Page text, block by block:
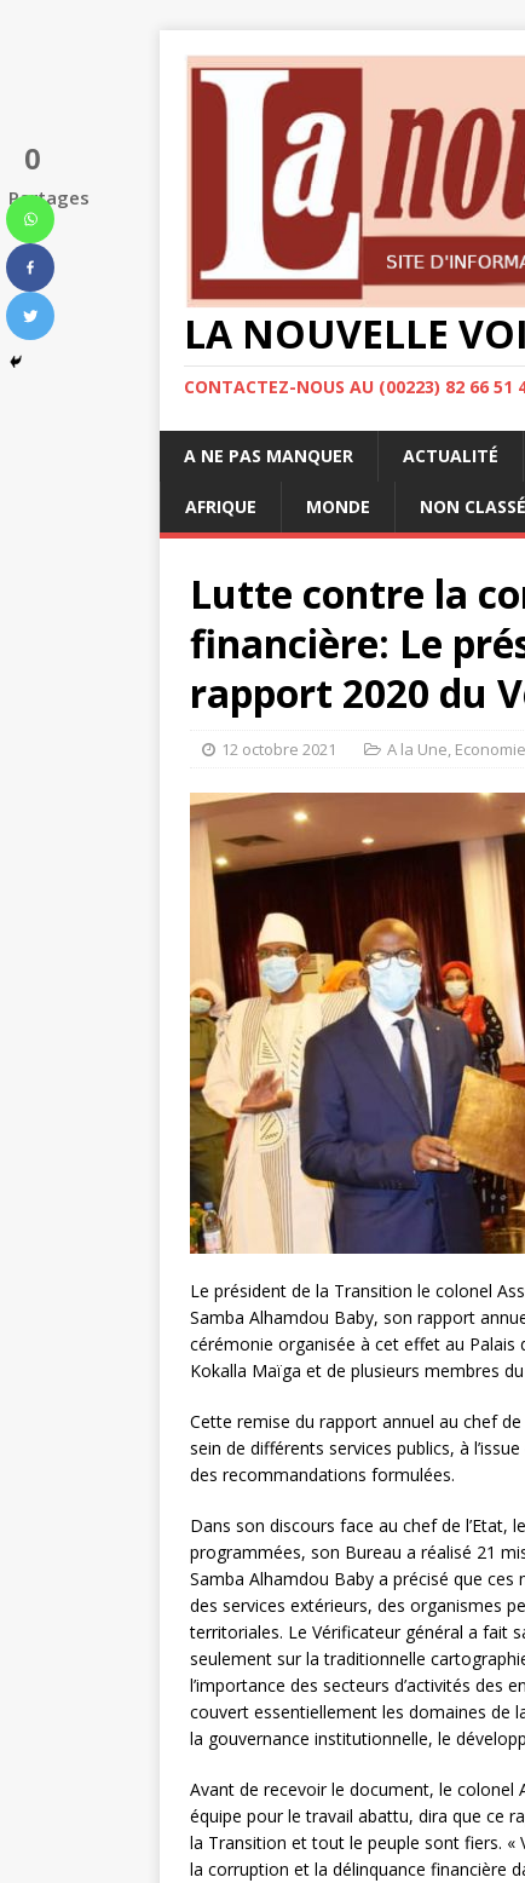
LA NOUVELLE
CONTACTEZ-NOUS AU (00223) 82 66 51
A NE PAS MANQUER ACTUALITÉ
AFRIQUE MONDE NON CLASSÉ
Lutte contre la
financière: Le
rapport 2020 du
12 octobre 2021 A la Une, Economie
Le président de la Transition le colonel
Samba Alhamdou Baby, son rapport
cérémonie organisée à cet effet au
Kokalla Maïga et de plusieurs membres
Cette remise du rapport annuel au chef de
sein de différents services publics, à
des recommandations formulées.
Dans son discours face au chef de l’Etat,
programmées, son Bureau a réalisé 21
Samba Alhamdou Baby a précisé que
des services extérieurs, des organismes
territoriales. Le Vérificateur général a fait
seulement sur la traditionnelle
l’importance des secteurs d’activités des
couvert essentiellement les domaines de
la gouvernance institutionnelle, le
Avant de recevoir le document, le
équipe pour le travail abattu, dira que ce
la Transition et tout le peuple sont fiers. «
la corruption et la délinquance financière
0
Partages